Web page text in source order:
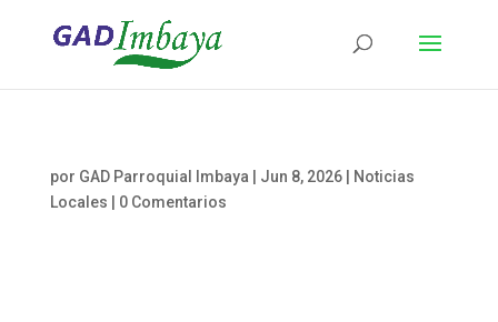
por GAD Parroquial Imbaya Jun 8, 2026|
Noticias
Locales
0 Comentarios